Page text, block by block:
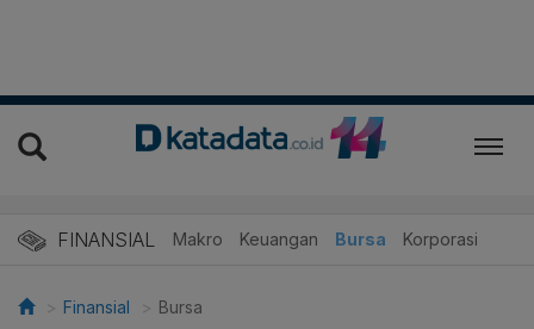
FINANSIAL Makro Keuangan Bursa Korporasi
Finansial Bursa